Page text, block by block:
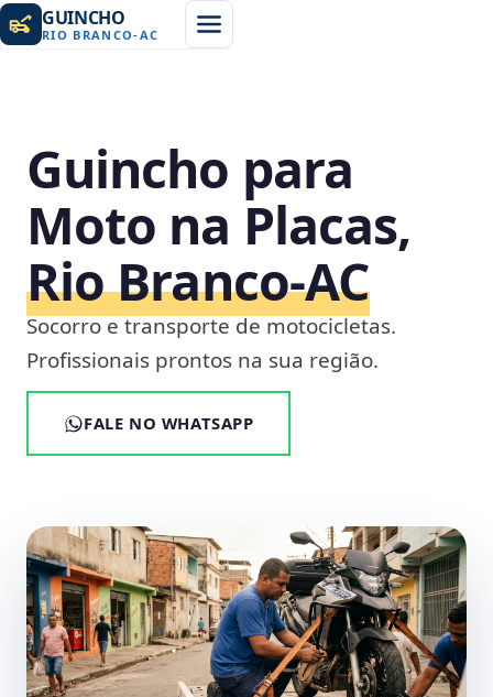
GUINCHO
RIO BRANCO-AC
Guincho para
Moto na Placas,
Rio Branco‑AC
Socorro e transporte de motocicletas.
Profissionais prontos na sua região.
FALE NO WHATSAPP